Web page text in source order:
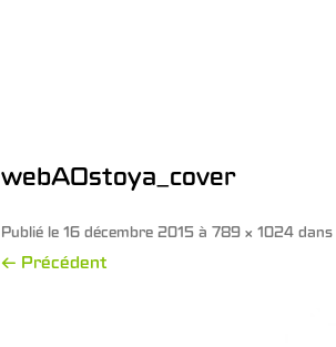
webAOstoya_cover
Publié le 16 décembre 2015 à 789 × 1024 dans
← Précédent